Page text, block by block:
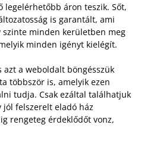
legelérhetőbb áron teszik. Sőt,
is garantált, ami
minden kerületben meg
minden igényt kielégít.
azt a weboldalt böngésszük
többször is, amelyik ezen
tudja. Csak ezáltal találhatjuk
jól felszerelt eladó ház
rengeteg érdeklődőt vonz,